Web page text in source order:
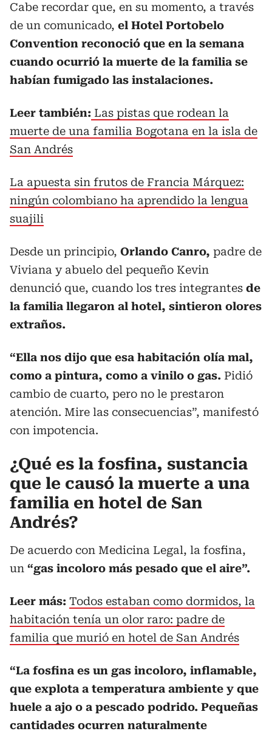
Cabe recordar que, en su momento, a través
de un comunicado, el Hotel Portobelo
Convention reconoció que en la semana
cuando ocurrió la muerte de la familia se
habían fumigado las instalaciones.
Leer también: Las pistas que rodean la
muerte de una familia Bogotana en la isla de
San Andrés
La apuesta sin frutos de Francia Márquez:
ningún colombiano ha aprendido la lengua
suajili
Desde un principio, Orlando Canro, padre de
Viviana y abuelo del pequeño Kevin
denunció que, cuando los tres integrantes de
la familia llegaron al hotel, sintieron olores
extraños.
“Ella nos dijo que esa habitación olía mal,
como a pintura, como a vinilo o gas. Pidió
cambio de cuarto, pero no le prestaron
atención. Mire las consecuencias”, manifestó
con impotencia.
¿Qué es la fosfina, sustancia
que le causó la muerte a una
familia en hotel de San
Andrés?
De acuerdo con Medicina Legal, la fosfina,
un “gas incoloro más pesado que el aire”.
Leer más: Todos estaban como dormidos, la
habitación tenía un olor raro: padre de
familia que murió en hotel de San Andrés
“La fosfina es un gas incoloro, inflamable,
que explota a temperatura ambiente y que
huele a ajo o a pescado podrido. Pequeñas
cantidades ocurren naturalmente